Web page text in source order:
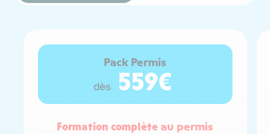
Pack Permis
dès 559€
Formation complèteau permis